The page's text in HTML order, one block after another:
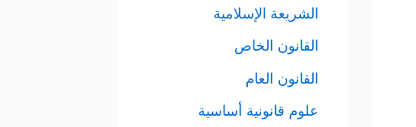
الشريعة الإسلامية
القانون الخاص
القانون العام
علوم قانونية أساسية